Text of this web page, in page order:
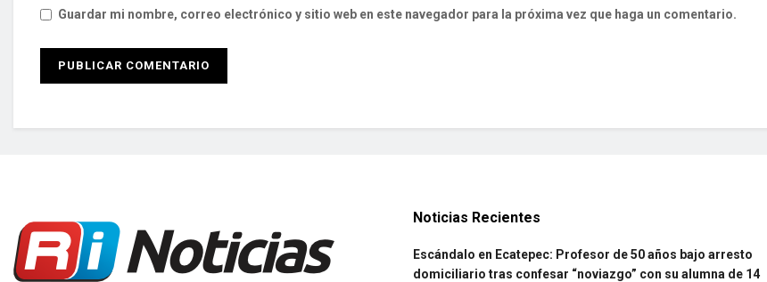
Guardar mi nombre, correo electrónico y sitio web en este navegador para la próxima vez que haga un comentario.
Noticias Recientes
Escándalo en Ecatepec: Profesor de 50 años bajo arresto
domiciliario tras confesar “noviazgo” con su alumna de 14